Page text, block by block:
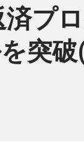
済プ
突